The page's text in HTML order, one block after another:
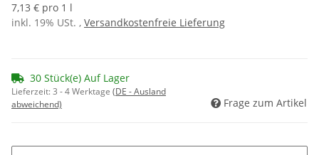
7,13 € pro 1 l
inkl. 19% USt. , Versandkostenfreie Lieferung
30 Stück(e) Auf Lager
Lieferzeit:3 - 4 Werktage (DE - Ausland
abweichend)
Frage zum Artikel